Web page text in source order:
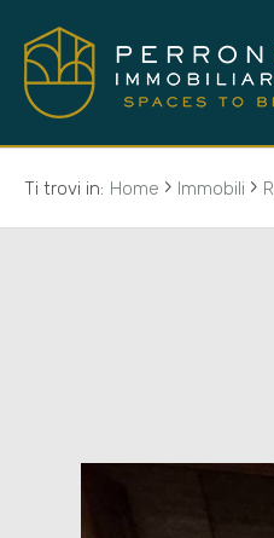
Ti trovi in: Home › Immobili ›